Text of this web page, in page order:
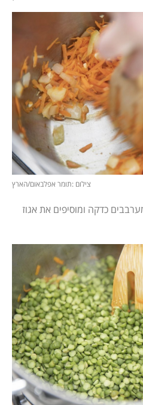
צילום :תומר אפלבאום/הארץ
כדקה ומוסיפים את אגוז